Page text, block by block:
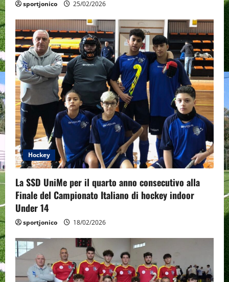
sportjonico 25/02/2026
Hockey
La SSD UniMe per il quarto anno consecutivo alla
Finale del Campionato Italiano di hockey indoor
Under 14
sportjonico 18/02/2026